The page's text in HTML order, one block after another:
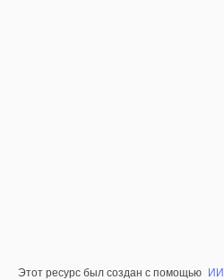
Этот ресурс был создан с помощью ИИ